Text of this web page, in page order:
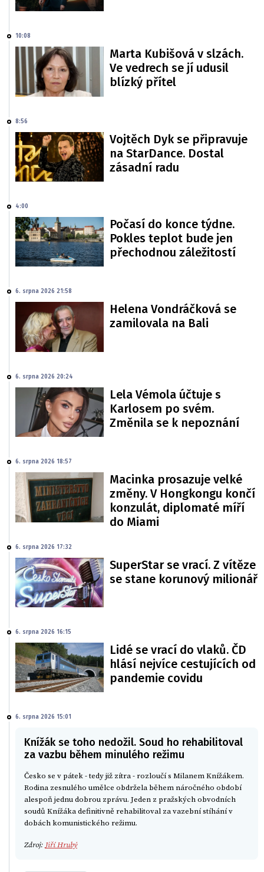
10:08
Marta Kubišová v slzách.
Ve vedrech se jí udusil
blízký přítel
8:56
Vojtěch Dyk se připravuje
na StarDance. Dostal
zásadní radu
4:00
Počasí do konce týdne.
Pokles teplot bude jen
přechodnou záležitostí
6. srpna 2026 21:58
Helena Vondráčková se
zamilovala na Bali
6. srpna 2026 20:24
Lela Vémola účtuje s
Karlosem po svém.
Změnila se k nepoznání
6. srpna 2026 18:57
Macinka prosazuje velké
změny. V Hongkongu končí
konzulát, diplomaté míří
do Miami
6. srpna 2026 17:32
SuperStar se vrací. Z vítěze
se stane korunový milionář
6. srpna 2026 16:15
Lidé se vrací do vlaků. ČD
hlásí nejvíce cestujících od
pandemie covidu
6. srpna 2026 15:01
Knížák se toho nedožil. Soud ho rehabilitoval
za vazbu během minulého režimu
Česko se v pátek - tedy již zítra - rozloučí s Milanem Knížákem.
Rodina zesnulého umělce obdržela během náročného období
alespoň jednu dobrou zprávu. Jeden z pražských obvodních
soudů Knížáka definitivně rehabilitoval za vazební stíhání v
dobách komunistického režimu.
Zdroj: Jiří Hrubý